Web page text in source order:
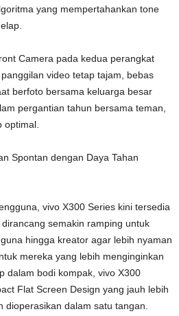
yang mempertahankan tone
Camera pada kedua perangkat
video tetap tajam, bebas
berfoto bersama keluarga besar
pergantian tahun bersama teman,
optimal.
Spontan dengan Daya Tahan
vivo X300 Series kini tersedia
semakin ramping untuk
hingga kreator agar lebih nyaman
mereka yang lebih menginginkan
dalam bodi kompak, vivo X300
Flat Screen Design yang jauh lebih
dioperasikan dalam satu tangan.